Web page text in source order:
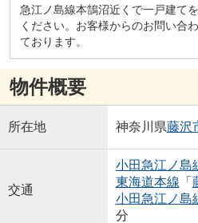
急江ノ島線本鵠沼近くで一戸建て
ください。お客様からのお問い合
ております。
物件概要
所在地 神奈川県藤沢
交通
小田急江ノ島
東海道本線 「
小田急江ノ島
分